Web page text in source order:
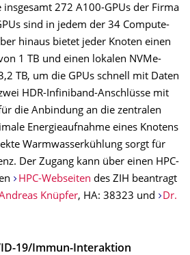
insgesamt 272 A100-GPUs der Firma
sind in jedem der 34 Compute-
hinaus bietet jeder Knoten einen
1 TB und einen lokalen NVMe-
TB, um die GPUs schnell mit Daten
HDR-Infiniband-Anschlüsse mit
die Anbindung an die zentralen
Energieaufnahme eines Knotens
Warmwasserkühlung sorgt für
Der Zugang kann über einen HPC-
HPC-Webseiten des ZIH beantragt
Knüpfer, HA: 38323 und
Dr.
19/Immun-Interaktion